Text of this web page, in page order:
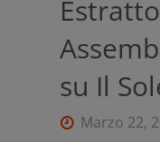
su Il
Marzo 22,